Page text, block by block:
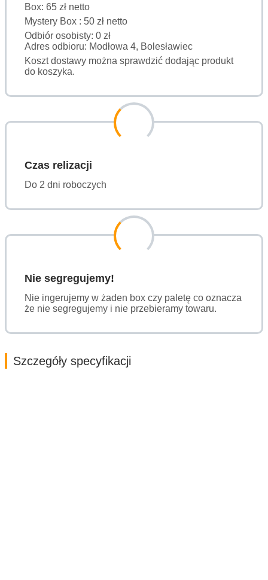
Box: 65 zł netto
Mystery Box : 50 zł netto
Odbiór osobisty: 0 zł
Adres odbioru: Modłowa 4, Bolesławiec
Koszt dostawy można sprawdzić dodając produkt
do koszyka.
Czas relizacji
Do 2 dni roboczych
Nie segregujemy!
Nie ingerujemy w żaden box czy paletę co oznacza
że nie segregujemy i nie przebieramy towaru.
Szczegóły specyfikacji